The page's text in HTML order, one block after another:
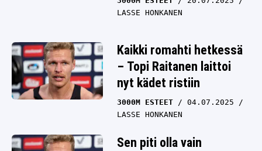
LASSE HONKANEN
Kaikki romahti hetkessä
– Topi Raitanen laittoi
nyt kädet ristiin
3000M ESTEET
04.07.2025
LASSE HONKANEN
Sen piti olla vain